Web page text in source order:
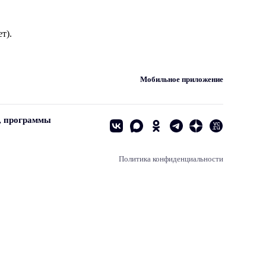
Мобильное приложение
программы
Политика конфиденциальности